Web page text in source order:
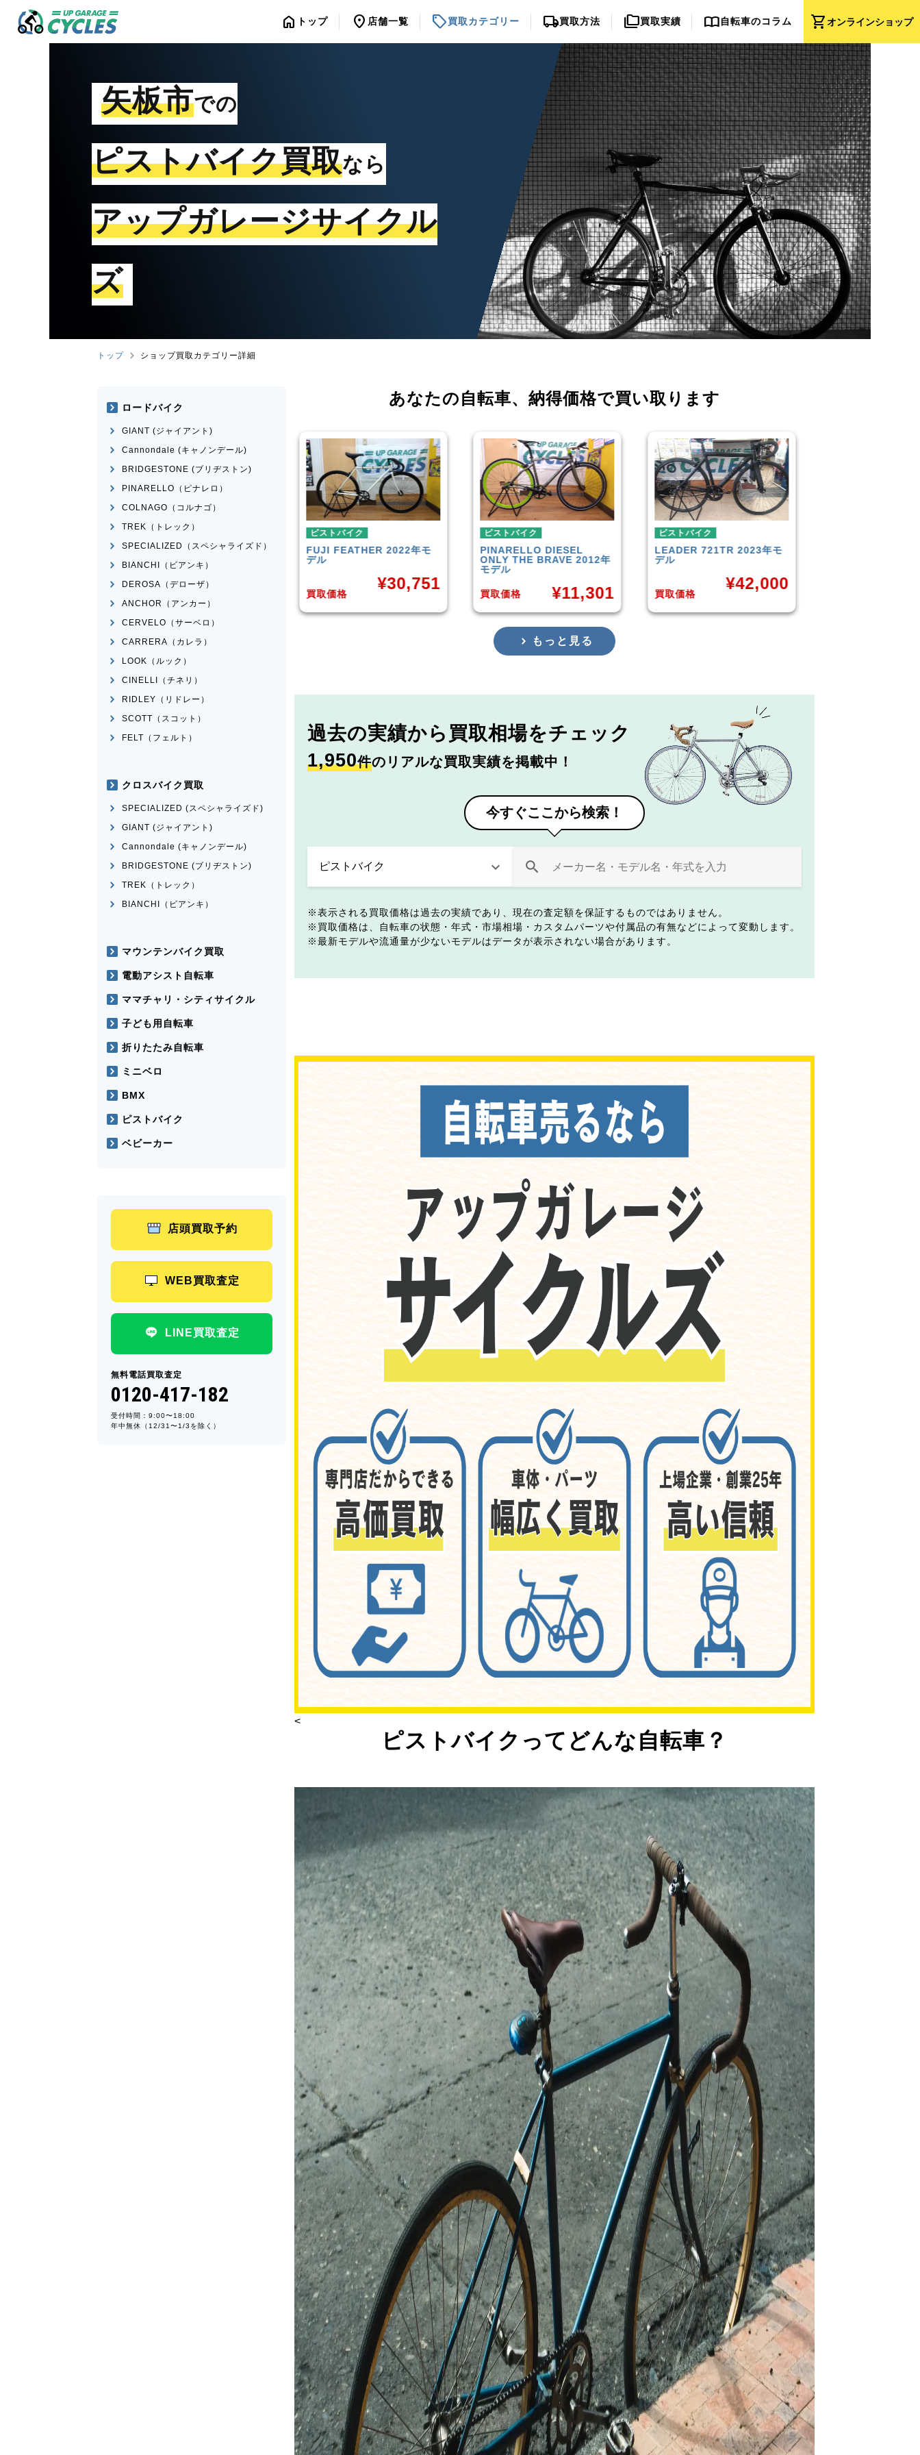
shopping_cartオンラインショップ
home トップ location_on 店舗一覧 sell買取カテゴリー local_shipping買取方法 folder_copy買取実績 import_contacts自転車のコラム
矢板市での
ピストバイク買取なら
アップガレージサイクル
ズ
トップ ショップ買取カテゴリー詳細
あなたの自転車、 納得価格で買い取ります
ピストバイク
FUJIFEATHER 2022年モ
デル
¥
ピストバイク
PINARELLODIESEL
ONLY THE BRAVE 2012年
買取価格 ¥11,301
ピストバイク
LEADER721TR 2023年モ
デル
買取価格
¥42,000
ピストバイク
FUJITRACK 1.1 2014年モ
デル
買取価格
¥33,000
もっと見る
過去の実績から 買取相場をチェック
1,950件のリアルな買取実績を掲載中！
今すぐここから検索！
表示される買取価格は過去の実績であり、現在の査定額を保証するものではありません。
買取価格は、自転車の状態・年式・市場相場・カスタムパーツや付属品の有無などによって変動します。
最新モデルや流通量が少ないモデルはデータが表示されない場合があります。
<
ピストバイクってどんな自転車？
ロードバイク
GIANT (ジャイアント)
Cannondale (キャノンデール)
BRIDGESTONE (ブリヂストン)
PINARELLO（ピナレロ）
COLNAGO（コルナゴ）
TREK（トレック）
SPECIALIZED（スペシャライズド）
BIANCHI（ビアンキ）
DEROSA（デローザ）
ANCHOR（アンカー）
CERVELO（サーベロ）
CARRERA（カレラ）
LOOK（ルック）
CINELLI（チネリ）
RIDLEY（リドレー）
SCOTT（スコット）
FELT（フェルト）
クロスバイク買取
SPECIALIZED (スペシャライズド)
GIANT (ジャイアント)
Cannondale (キャノンデール)
BRIDGESTONE (ブリヂストン)
TREK（トレック）
BIANCHI（ビアンキ）
マウンテンバイク買取
電動アシスト自転車
ママチャリ・シティサイクル
子ども用自転車
折りたたみ自転車
ミニベロ
BMX
ピストバイク
ベビーカー
店頭買取予約
WEB買取査定
LINE買取査定
無料電話買取査定
0120-417-182
受付時間：9:00〜18:00
年中無休（12/31〜1/3を除く）